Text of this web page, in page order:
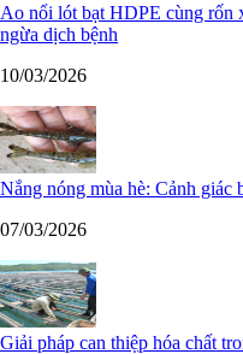
Ao nổi lót bạt HDPE cùng rốn
ngừa dịch bệnh
10/03/2026
Nắng nóng mùa hè: Cảnh giác
07/03/2026
Giải pháp can thiệp hóa chất